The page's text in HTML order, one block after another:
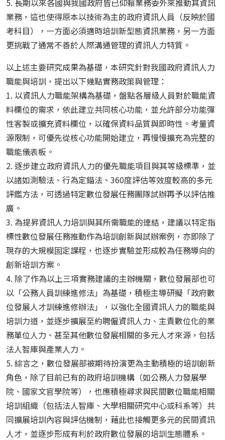
5. 長期以來各國與我國政府皆已仰賴業務委外來推動其資訊
業務，這也使得原本以技術為主的政府資訊人員（反映於國
考科目），一方面必須適時培訓新型態資訊業務，另一方面
更挑戰了通常不善於人際溝通管理的資訊人力特質。
以上述主要研究成果為基礎，本研究針對我國政府資訊人力
職能與培訓，提出以下幾點實務政策與管理：
1. 以資訊人力職能架構為基礎，盤點各層級人員對於職能資
料欄位的需求，依此建立共同核心功能，並允許部分功能彈
性客製或擴充資料欄位，以確保資料品質與即時性。考量資
源限制，可優先從核心功能開始建立，再慢慢擴充為完整的
職能儀表板。
2. 逐步建立政府資訊人力的優先職能項目與其等級標準，並
以諸如測驗法、行為定錨法、360度評估等效度較高的多元
評鑑方法，可透過特定數位發展任務團隊試辦再予以評估推
廣。
3. 為提昇資訊人力培訓與其所需職能的連結，建議以特定指
標性數位發展任務推動作為培訓創新與試辦案例，亦即除了
現存的大規模固定課程，也逐步實驗並形成較為任務導向的
創新培訓方案。
4. 除了作為以上三項實務建議的主辦機關，數位發展部也可
以「公務人員訓練進修法」為基礎，積極主導研擬「政府數
位發展人才訓練進修辦法」，以強化全國資訊人力的職能與
培訓力道，並逐步擴展至約聘僱資訊人力、主責數位化的業
務單位人力、甚至其他數位發展相關的多元人才來源，包括
法人智庫與產業人力。
5. 綜言之，數位發展部被期待扮演更為主動積極的培訓創新
角色，除了目前已有的政府培訓機構（如公務人力發展學
院、國家文官學院等），也應積極尋求與民間數位職能相關
培訓組織（包括法人智庫、大學相關研究中心或科系等）共
同擴展培訓內容與評估機制，藉此也接觸更多元的民間資訊
人才，並逐步形成有利於政府數位發展的培訓生態體系。